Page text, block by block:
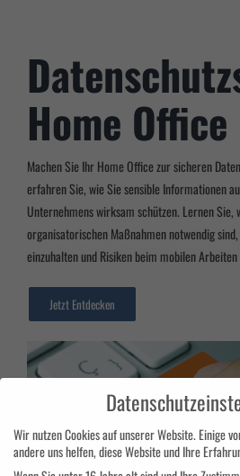
Home Office
Machen Sie Ihr Home Office zur sicheren
erfahren Sie, wie Sie sensible Informationen
Unternehmens wirksam schützen. Lernen Sie,
organisatorischen Maßnahmen notwendig
einzuhalten und Risiken beim mobilen
Jetzt Entdecken
Wir nutzen Cookies auf unserer Website. Einige
andere uns helfen, diese Website und Ihre